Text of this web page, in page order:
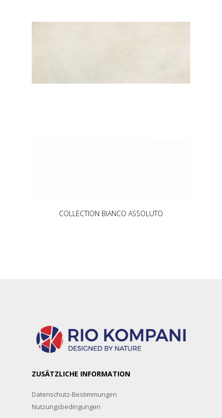
COLLECTION BIANCO ASSOLUTO
ZUSÄTZLICHE INFORMATION
Datenschutz-Bestimmungen
Nutzungsbedingungen